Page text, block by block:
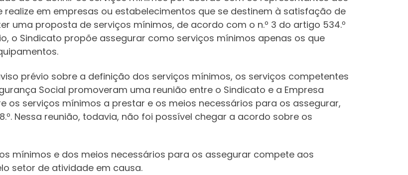
em empresas ou estabelecimentos que se destinem à satisfação de
uma proposta de serviços mínimos, de acordo com o n.º 3 do artigo 534.º
o Sindicato propõe assegurar como serviços mínimos apenas os que
prévio sobre a definição dos serviços mínimos, os serviços competentes
Social promoveram uma reunião entre o Sindicato e a Empresa
serviços mínimos a prestar e os meios necessários para os assegurar,
Nessa reunião, todavia, não foi possível chegar a acordo sobre os
mínimos e dos meios necessários para os assegurar compete aos
setor de atividade em causa.